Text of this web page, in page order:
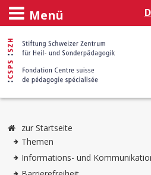
Menü
zur Startseite
Themen
Informations- und